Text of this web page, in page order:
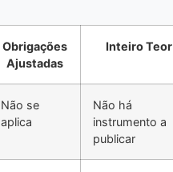
Obrigações
Ajustadas
Inteiro Teor
Não se
aplica
Não há
instrumento a
publicar